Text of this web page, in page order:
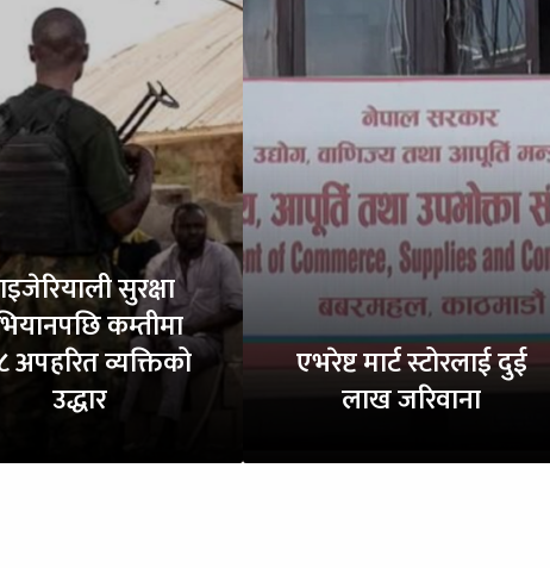
सुरक्षा
कम्तीमा
अपहरित व्यक्तिको
उद्धार
एभरेष्ट मार्ट स्टोरलाई दुई
लाख जरिवाना